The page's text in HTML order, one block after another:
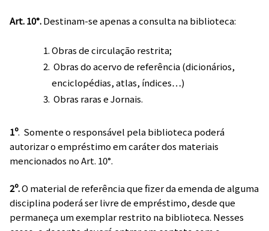
Art. 10°.Destinam-se apenas a consulta na biblioteca:
Obras de circulação restrita;
Obras do acervo de referência (dicionários,
enciclopédias, atlas, índices…)
Obras raras e Jornais.
1º. Somente o responsável pela biblioteca poderá
autorizar o empréstimo em caráter dos materiais
mencionados no Art. 10°.
2º.O material de referência que fizer da emenda de alguma
disciplina poderá ser livre de empréstimo, desde que
permaneça um exemplar restrito na biblioteca. Nesses